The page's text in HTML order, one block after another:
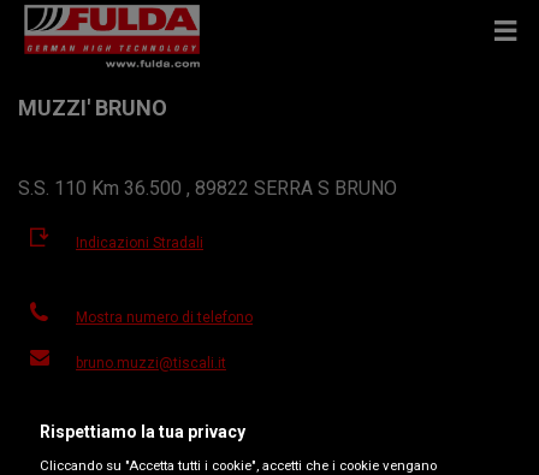
MUZZI' BRUNO
S.S. 110 Km 36.500 , 89822 SERRA S BRUNO
Indicazioni Stradali
Mostra numero di telefono
bruno.muzzi@tiscali.it
Orari d'apertura
Rispettiamo la tua privacy
Cliccando su "Accetta tutti i cookie", accetti che i cookie vengano